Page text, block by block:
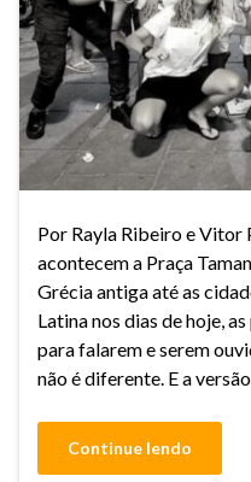
Por Rayla Ribeiro e
acontecem a Praça
Grécia antiga até as
Latina nos dias de hoje,
para falarem e serem
não é diferente. E a
Continue lendo